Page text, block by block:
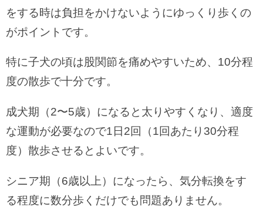
をする時は負担をかけないようにゆっくり歩くの
がポイントです。
特に子犬の頃は股関節を痛めやすいため、10分程
度の散歩で十分です。
成犬期（2〜5歳）になると太りやすくなり、適度
な運動が必要なので1日2回（1回あたり30分程
度）散歩させるとよいです。
シニア期（6歳以上）になったら、気分転換をす
る程度に数分歩くだけでも問題ありません。